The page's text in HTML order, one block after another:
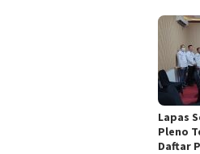
Lapas
Pleno
Daftar